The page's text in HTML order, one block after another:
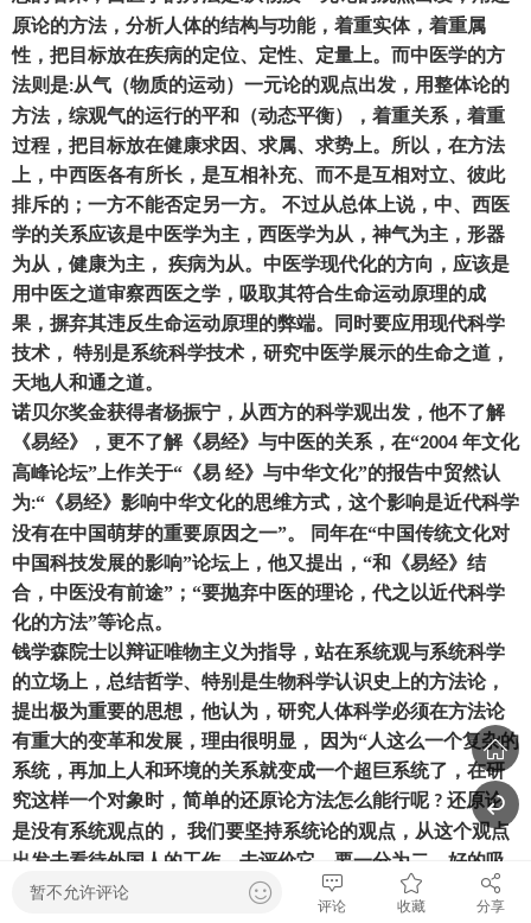
原论的方法， 分析人体的结构与功能， 着重实体， 着重属
性 ， 把目标放在疾病的定位、定性、定量上。而中医学的方
法则是:从气 （物质的运动） 一元论的观点出发 ， 用整体论的
方法， 综观气的运行的平和 （动态平衡）， 着重关系 ， 着重
过程 ， 把目标放在健康求因、求属、求势上。所以 ， 在方法
上 ， 中西医各有所长 ， 是互相补充、而不是互相对立、彼此
排斥的 ； 一方不能否定另一方。 不过从总体上说， 中、西医
学的关系应该是中医学为主 ， 西医学为从 ， 神气为主 ， 形器
为从 ， 健康为主 ， 疾病为从。中医学现代化的方向 ， 应该是
用中医之道审察西医之学 ， 吸取其符合生命运动原理的成
果 ， 摒弃其违反生命运动原理的弊端。同时要应用现代科学
技术 ， 特别是系统科学技术 ， 研究中医学展示的生命之道 ，
天地人和通之道。
诺贝尔奖金获得者杨振宁 ， 从西方的科学观出发 ， 他不了解
《易经》
， 更不了解《易经》与中医的关系 ， 在“2004 年文化
高峰论坛”上作关于“《易 经》与中华文化”的报告中贸然认
为:“《易经》影响中华文化的思维方式 ， 这个影响是近代科学
没有在中国萌芽的重要原因之一”。 同年在“中国传统文化对
中国科技发展的影响”论坛上 ， 他又提出 ， “和《易经》结
合 ， 中医没有前途” ； “要抛弃中医的理论， 代之以近代科学
化的方法”等论点。
钱学森院士以辩证唯物主义为指导 ， 站在系统观与系统科学
的立场上 ， 总结哲学、特别是生物科学认识史上的方法论，
提出极为重要的思想 ， 他认为 ， 研究人体科学必须在方法论
有重大的变革和发展 ， 理由很明显 ， 因为“人这么一个复杂的
系统， 再加上人和环境的关系就变成一个超巨系统了 ， 在研
究这样一个对象时， 简单的还原论方法怎么能行呢 ? 还原论
是没有系统观点的 ， 我们要坚持系统论的观点 ， 从这个观点
出发去看待外国人的工作
去评价它 要一分为二
好的吸
取，不那么正确的我们不能跟着跑。 ”[8] p.149、
钱老
暂不允许评论
评论 收藏 分享